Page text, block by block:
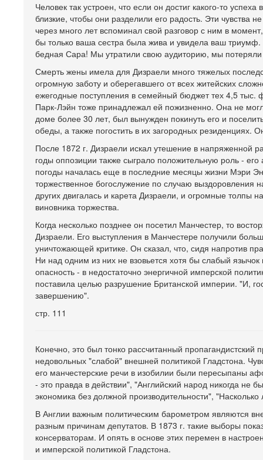
Человек так устроен, что если он достиг какого-то
близкие, чтобы они разделили его радость. Эти чувства
через много лет вспоминал свой разговор с ним в
бы только ваша сестра была жива и увидела ваш
бедная Сара! Мы утратили свою аудиторию, мы потеряли
Смерть жены имела для Дизраели много тяжелых
огромную заботу и оберегавшего от всех житейских
ежегодные поступления в семейный бюджет тех 4,5
Парк-Лэйн тоже принадлежал ей пожизненно. Она не
доме более 30 лет, был вынужден покинуть его и
обеды, а также погостить в их загородных резиденциях.
После 1872 г. Дизраели искал утешение в напряженной
годы оппозиции также сыграло положительную роль -
погоды началась еще в последние месяцы жизни Мэри
торжественное богослужение по случаю выздоровления
других двигалась и карета Дизраели, и огромные толпы
виновника торжества.
Когда несколько позднее он посетил Манчестер, то
Дизраели. Его выступления в Манчестере получили
уничтожающей критике. Он сказал, что, сидя напротив
Ни над одним из них не взовьется хотя бы слабый
опасность - в недостаточно энергичной имперской
поставила целью разрушение Британской империи. "И,
завершению".
стр. 111
Конечно, это был тонко рассчитанный
недовольных "слабой" внешней политикой Гладстона.
его манчестерские речи в изобилии были пересыпаны
- это правда в действии", "Английский народ никогда не
экономика без должной производительности",
В Англии важным политическим барометром являются
разным причинам депутатов. В 1873 г. такие выборы
консерваторам. И опять в основе этих перемен в
и имперской политикой Гладстона.